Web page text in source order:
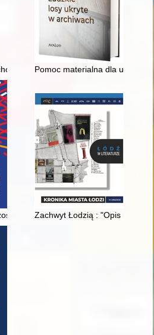
Pomoc materialna dla uczniów
: Żydzi w Poznaniu między
Zachwyt Łodzią : "Opis miasta